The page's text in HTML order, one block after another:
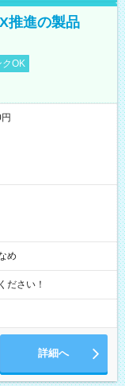
推進の製品
クOK
め
ださい！
詳細へ